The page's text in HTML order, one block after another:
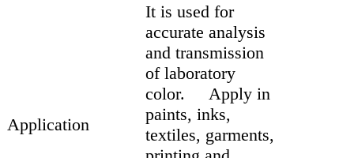
Application
It is used for
accurate analysis
and transmission
of laboratory
color. Apply in
paints, inks,
textiles, garments,